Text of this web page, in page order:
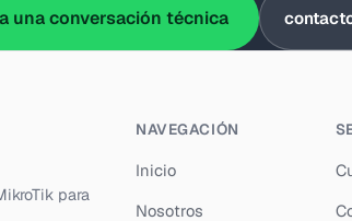
una conversación técnica
para
NAVEGACIÓN
Inicio
Nosotros